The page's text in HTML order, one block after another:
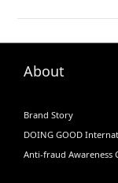
About
Brand Story
DOING GOOD
Anti-fraud Awareness